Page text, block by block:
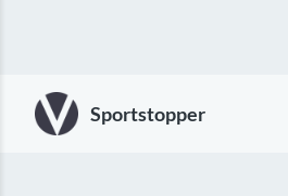
Sportstopper